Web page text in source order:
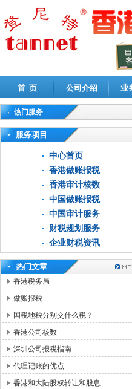
首 页 公司介绍 业
热门服务
高新技术企业认定审计|企业所得税
服务项目
中心首页
香港做账报税
香港审计核数
中国做账报税
中国审计服务
财税规划服务
企业财税资讯
热门文章
香港税务局
做账报税
国税地税分别交什么税？
香港公司核数
深圳公司报税指南
代理记账的优点
香港和大陆股权转让和股息…